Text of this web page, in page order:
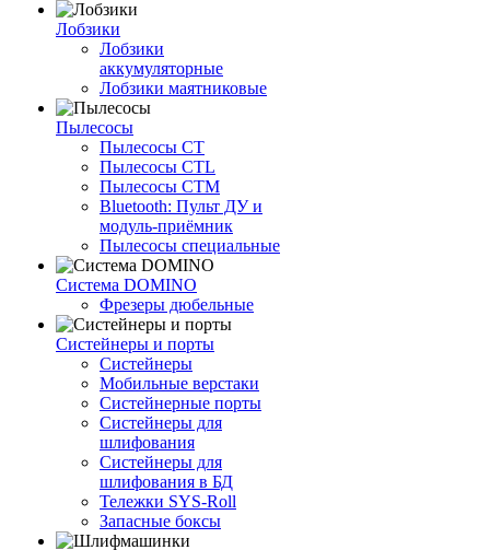
Лобзики
Лобзики
аккумуляторные
Лобзики маятниковые
Пылесосы
Пылесосы CT
Пылесосы CTL
Пылесосы CTM
Bluetooth: Пульт ДУ и
модуль-приёмник
Пылесосы специальные
Система DOMINO
Фрезеры дюбельные
Систейнеры и порты
Систейнеры
Мобильные верстаки
Систейнерные порты
Систейнеры для
шлифования
Систейнеры для
шлифования в БД
Тележки SYS-Roll
Запасные боксы